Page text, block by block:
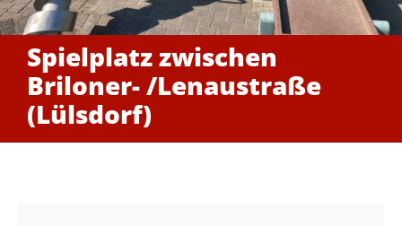
Spielplatz zwischen
Briloner- /Lenaustraße
(Lülsdorf)